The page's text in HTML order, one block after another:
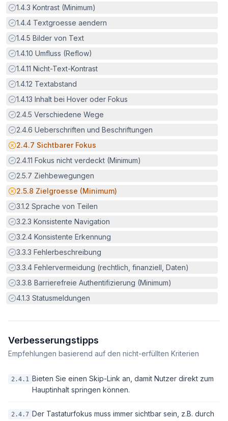
Erfüllt:
1.4.3 Kontrast (Minimum)
Erfüllt:
1.4.4 Textgroesse aendern
Erfüllt:
1.4.5 Bilder von Text
Erfüllt:
1.4.10 Umfluss (Reflow)
Erfüllt:
1.4.11 Nicht-Text-Kontrast
Erfüllt:
1.4.12 Textabstand
Erfüllt:
1.4.13 Inhalt bei Hover oder Fokus
Erfüllt:
2.4.5 Verschiedene Wege
Erfüllt:
2.4.6 Ueberschriften und Beschriftungen
Potenzielle Barriere:
2.4.7 Sichtbarer Fokus
Erfüllt:
2.4.11 Fokus nicht verdeckt (Minimum)
Erfüllt:
2.5.7 Ziehbewegungen
Potenzielle Barriere:
2.5.8 Zielgroesse (Minimum)
Erfüllt:
3.1.2 Sprache von Teilen
Erfüllt:
3.2.3 Konsistente Navigation
Erfüllt:
3.2.4 Konsistente Erkennung
Erfüllt:
3.3.3 Fehlerbeschreibung
Erfüllt:
3.3.4 Fehlervermeidung (rechtlich, finanziell, Daten)
Erfüllt:
3.3.8 Barrierefreie Authentifizierung (Minimum)
Erfüllt:
4.1.3 Statusmeldungen
Verbesserungstipps
Empfehlungen basierend auf den nicht-erfüllten Kriterien
2.4.1 Bieten Sie einen Skip-Link an, damit Nutzer direkt zum
Hauptinhalt springen können.
2.4.7 Der Tastaturfokus muss immer sichtbar sein, z.B. durch